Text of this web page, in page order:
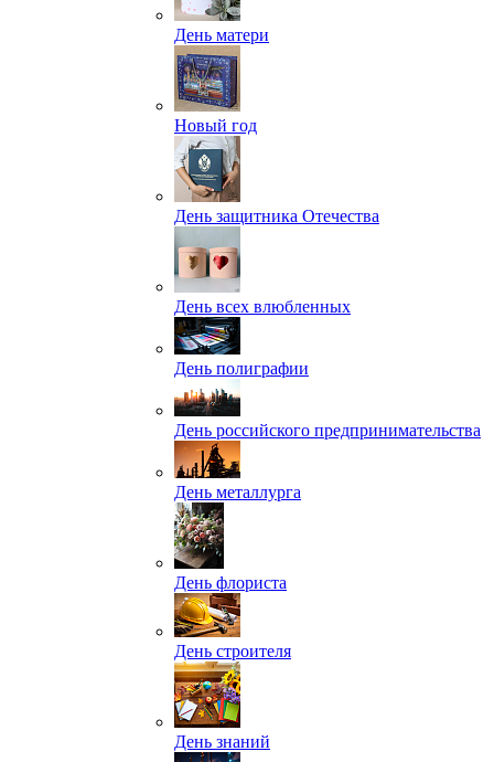
День матери
Новый год
День защитника Отечества
День всех влюбленных
День полиграфии
День российского предпринимательства
День металлурга
День флориста
День строителя
День знаний